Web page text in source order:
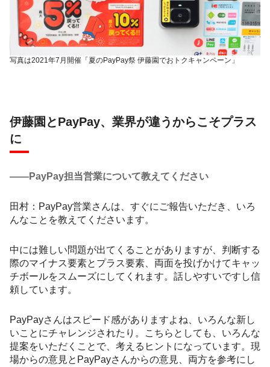
写真は2021年7月開催「夏のPayPay祭 伊藤園でおトクキャンペーン」
伊藤園とPayPay、業界が違うからこそプラス
に
――PayPay担当営業について教えてください
田村：PayPay営業さんは、すぐにご報告いただき、いろ
んなことを教えてくださいます。
中には難しい問題が出てくることがありますが、判断する
際のマイナス要素とプラス要素、両面を投げかけてキャッ
チボールをスムーズにしてくれます。話しやすいですし信
頼しています。
PayPayさんはスピード感がありますよね、いろんな新し
いことにチャレンジされたり。こちらとしても、いろんな
提案をいただくことで、考えるヒントになっています。現
場からの意見とPayPayさんからの意見、両方を参考にし